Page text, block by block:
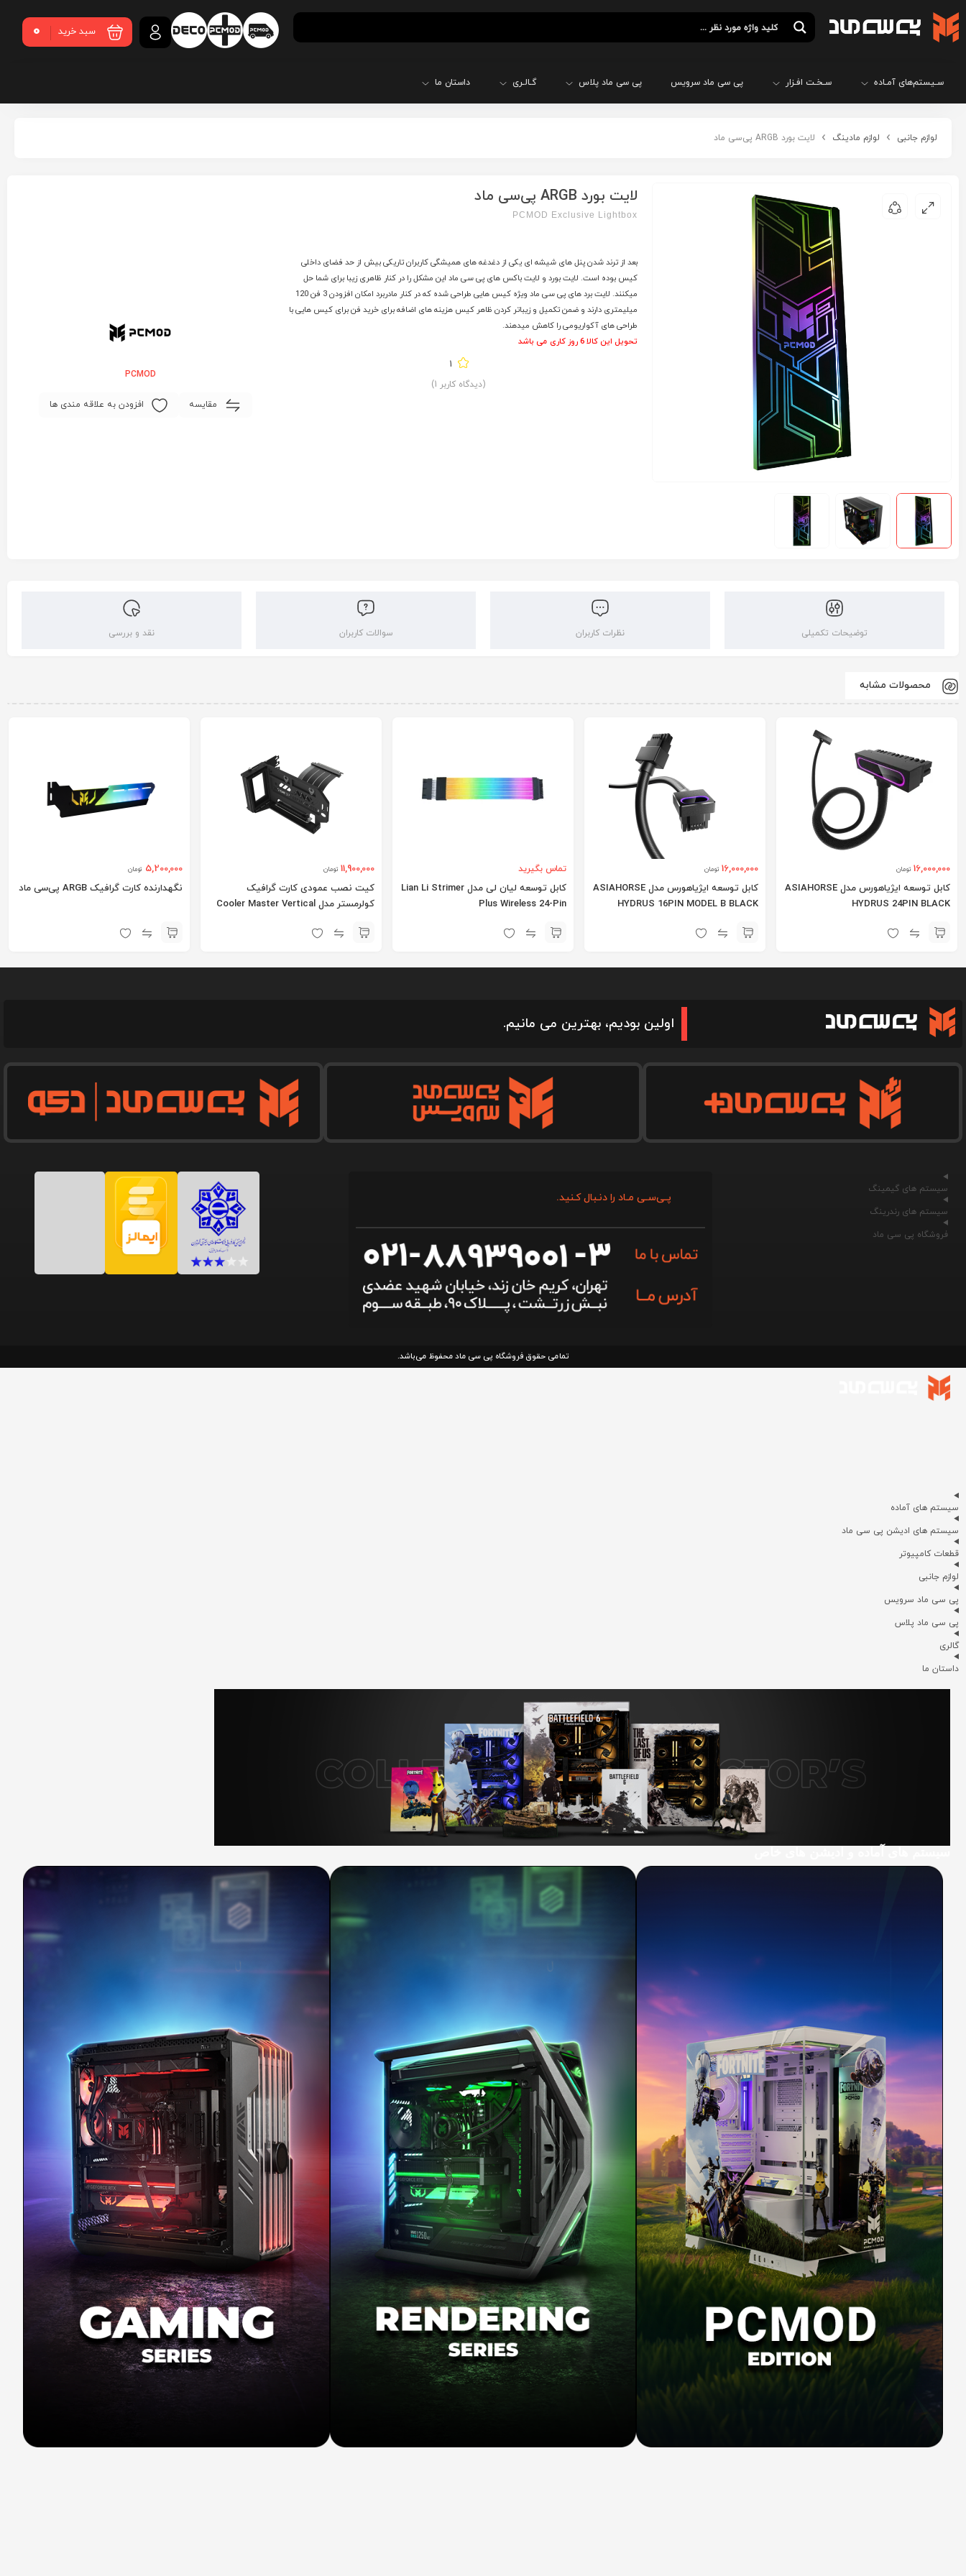
سبد خرید 0
سـیستم‌های آمـاده سـخـت افـزار پی سی ماد سرویس پی سی ماد پلاس گـالـری داستان ما
لوازم جانبی لوازم مادینگ لایت بورد ARGB پی‌سی ماد
لایت بورد ARGB پی‌سی ماد
PCMOD Exclusive Lightbox
بعد از ترند شدن پنل های شیشه ای یکی از دغدغه های همیشگی کاربران تاریکی بیش از حد فضای داخلی
کیس بوده است. لایت بورد و لایت باکس های پی سی ماد این مشکل را در کنار ظاهری زیبا برای شما حل
میکنند. لایت برد های پی سی ماد ویژه کیس هایی طراحی شده که در کنار مادربرد امکان افزودن 3 فن 120
میلیمتری دارند و ضمن تکمیل و زیباتر کردن ظاهر کیس هزینه های اضافه برای خرید فن برای کیس هایی با
طراحی های آکواریومی را کاهش میدهند.
تحویل این کالا 6 روز کاری می باشد
1
(دیدگاه کاربر 1
)
PCMOD
مقایسه افزودن به علاقه مندی ها
توضیحات تکمیلی نظرات کاربران سوالات کاربران نقد و بررسی
محصولات مشابه
16,000,000 تومان
کابل توسعه ایژیاهورس مدل ASIAHORSE
HYDRUS 24PIN BLACK
16,000,000 تومان
کابل توسعه ایژیاهورس مدل ASIAHORSE
HYDRUS 16PIN MODEL B BLACK
تماس بگیرید
کابل توسعه لیان لی مدل Lian Li Strimer
Plus Wireless 24-Pin
11,900,000 تومان
کیت نصب عمودی کارت گرافیک
کولرمستر مدل Cooler Master Vertical
5,200,000 تومان
نگهدارنده کارت گرافیک ARGB پی‌سی ماد
اولین بودیم، بهترین می مانیم.
سیستم های گیمینگ
سیستم های رندرینگ
فروشگاه پی سی ماد
پـی‌سـی مـاد را دنـبال کـنید.
تمامی حقوق فروشگاه پی سی ماد محفوظ می‌باشد.
سیستم های آماده
سیستم های ادیشن پی سی ماد
قطعات کامپیوتر
لوازم جانبی
پی سی ماد سرویس
پی سی ماد پلاس
گالری
داستان ما